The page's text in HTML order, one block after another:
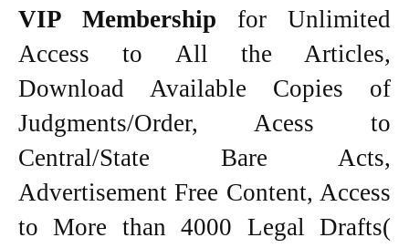
VIP Membership for Unlimited
Access to All the Articles,
Download Available Copies of
Judgments/Order, Acess to
Central/State Bare Acts,
Advertisement Free Content, Access
to More than 4000 Legal Drafts(